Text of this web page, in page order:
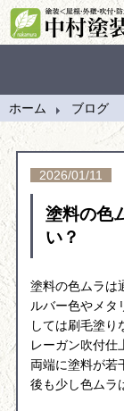
ホーム
会社案内
施工の流れ
ブログ
問合せ
ホーム ブログ
2026/01/11
塗料の色
い？
塗料の色ムラは
ルバー色やメタ
しては刷毛塗り
レーガン吹付
両端に塗料が若
後も少し色ムラ